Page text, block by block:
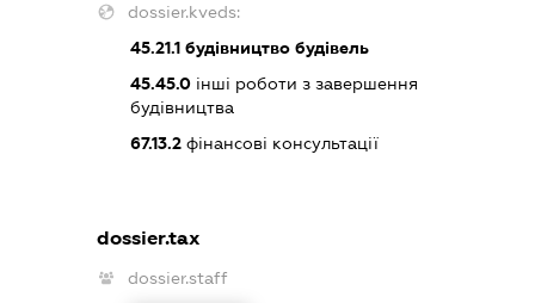
dossier.kveds:
45.21.1 будівництво будівель
45.45.0 інші роботи з завершення
будівництва
67.13.2 фінансові консультації
dossier.tax
dossier.staff